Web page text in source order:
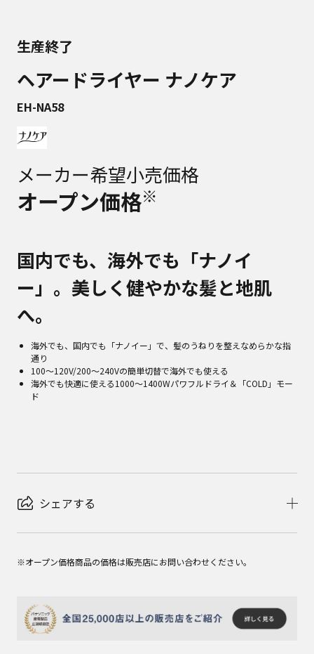
生産終了
ヘアードライヤー ナノケア
EH-NA58
メーカー希望小売価格
オープン価格※
国内でも、海外でも「ナノイ
ー」。美しく健やかな髪と地肌
へ。
海外でも、国内でも「ナノイー」で、髪のうねりを整えなめらかな指
通り
100～120V/200～240Vの簡単切替で海外でも使える
海外でも快適に使える1000～1400Wパワフルドライ＆「COLD」モー
ド
シェアする
※オープン価格商品の価格は販売店にお問い合わせください。